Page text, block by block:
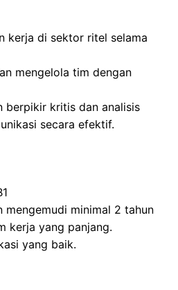
kerja di sektor ritel selama
mengelola tim dengan
berpikir kritis dan analisis
secara efektif.
mengemudi minimal 2 tahun
kerja yang panjang.
yang baik.